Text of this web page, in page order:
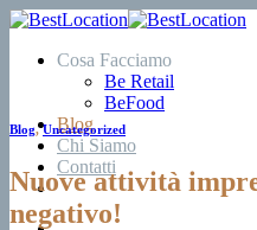
Salta
contenutiCosa Facciamo
Be Retail
BeFood
Blog
Chi Siamo
Contatti
Blog,Uncategorized
Nuove attività
negativo!